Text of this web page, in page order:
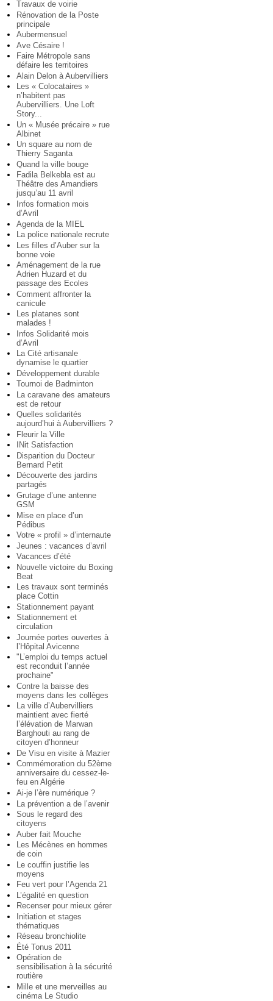
Travaux de voirie
Rénovation de la Poste
principale
Aubermensuel
Ave Césaire !
Faire Métropole sans
défaire les territoires
Alain Delon à Aubervilliers
Les « Colocataires »
n’habitent pas
Aubervilliers. Une Loft
Story...
Un « Musée précaire » rue
Albinet
Un square au nom de
Thierry Saganta
Quand la ville bouge
Fadila Belkebla est au
Théâtre des Amandiers
jusqu’au 11 avril
Infos formation mois
d’Avril
Agenda de la MIEL
La police nationale recrute
Les filles d’Auber sur la
bonne voie
Aménagement de la rue
Adrien Huzard et du
passage des Ecoles
Comment affronter la
canicule
Les platanes sont
malades !
Infos Solidarité mois
d’Avril
La Cité artisanale
dynamise le quartier
Développement durable
Tournoi de Badminton
La caravane des amateurs
est de retour
Quelles solidarités
aujourd’hui à Aubervilliers ?
Fleurir la Ville
INit Satisfaction
Disparition du Docteur
Bernard Petit
Découverte des jardins
partagés
Grutage d’une antenne
GSM
Mise en place d’un
Pédibus
Votre « profil » d’internaute
Jeunes : vacances d’avril
Vacances d’été
Nouvelle victoire du Boxing
Beat
Les travaux sont terminés
place Cottin
Stationnement payant
Stationnement et
circulation
Journée portes ouvertes à
l’Hôpital Avicenne
"L’emploi du temps actuel
est reconduit l’année
prochaine"
Contre la baisse des
moyens dans les collèges
La ville d’Aubervilliers
maintient avec fierté
l’élévation de Marwan
Barghouti au rang de
citoyen d’honneur
De Visu en visite à Mazier
Commémoration du 52ème
anniversaire du cessez-le-
feu en Algérie
Ai-je l’ère numérique ?
La prévention a de l’avenir
Sous le regard des
citoyens
Auber fait Mouche
Les Mécènes en hommes
de coin
Le couffin justifie les
moyens
Feu vert pour l’Agenda 21
L’égalité en question
Recenser pour mieux gérer
Initiation et stages
thématiques
Réseau bronchiolite
Été Tonus 2011
Opération de
sensibilisation à la sécurité
routière
Mille et une merveilles au
cinéma Le Studio